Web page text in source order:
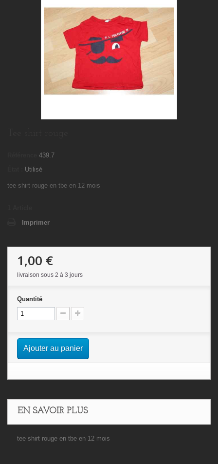
439.7
Utilisé
tee shirt rouge en tbe en 12 mois
Imprimer
1,00 €
livraison sous 2 à 3 jours
Quantité
Ajouter au panier
EN SAVOIR PLUS
tee shirt rouge en tbe en 12 mois